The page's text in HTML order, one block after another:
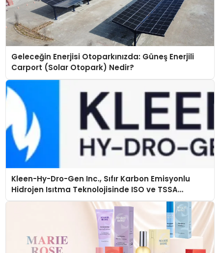
Geleceğin Enerjisi Otoparkınızda: Güneş Enerjili
Carport (Solar Otopark) Nedir?
Kleen-Hy-Dro-Gen Inc., Sıfır Karbon Emisyonlu
Hidrojen Isıtma Teknolojisinde ISO ve TSSA
Düzenleyici Onaylarını Aldı